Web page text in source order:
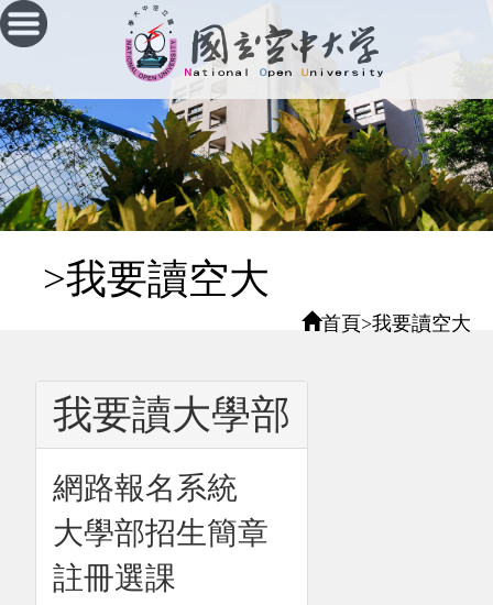
跳
到
要
內
容
區
塊
>我要讀空大
首頁>我要讀空大
我要讀大學部
網路報名系統
大學部招生簡章
註冊選課